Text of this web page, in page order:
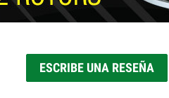
ESCRIBE UNA RESEÑA